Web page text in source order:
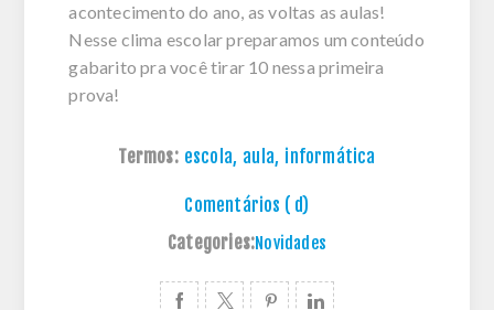
acontecimento do ano, as voltas as aulas!
Nesse clima escolar preparamos um conteúdo
gabarito pra você tirar 10 nessa primeira
prova!
Termos: escola, aula, informática
Comentários ( d)
Categories:Novidades